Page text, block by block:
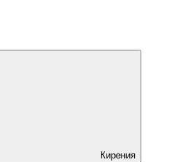
Кирения